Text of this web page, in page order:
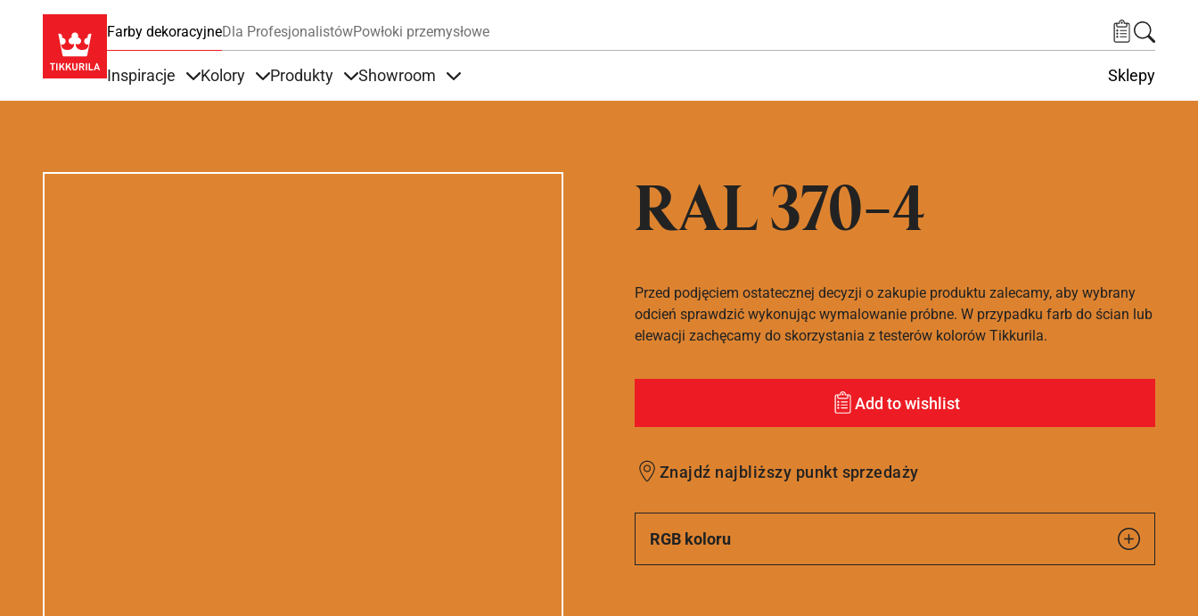
Farby dekoracyjneDla ProfesjonalistówPowłoki przemysłowe
Inspiracje Kolory Produkty Showroom Sklepy
RAL 370-4
Przed podjęciem ostatecznej decyzji o zakupie produktu zalecamy, aby wybrany
odcień sprawdzić wykonując wymalowanie próbne. W przypadku farb do ścian lub
elewacji zachęcamy do skorzystania z testerów kolorów Tikkurila.
Add to wishlist
Znajdź najbliższy punkt sprzedaży
RGB koloru